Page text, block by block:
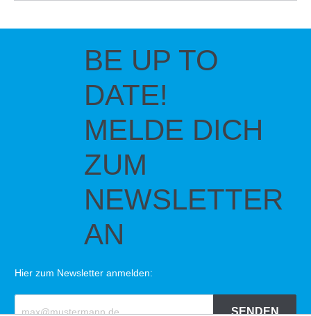
BE UP TO
DATE!
MELDE DICH
ZUM
NEWSLETTER
AN
Hier zum Newsletter anmelden:
SENDEN